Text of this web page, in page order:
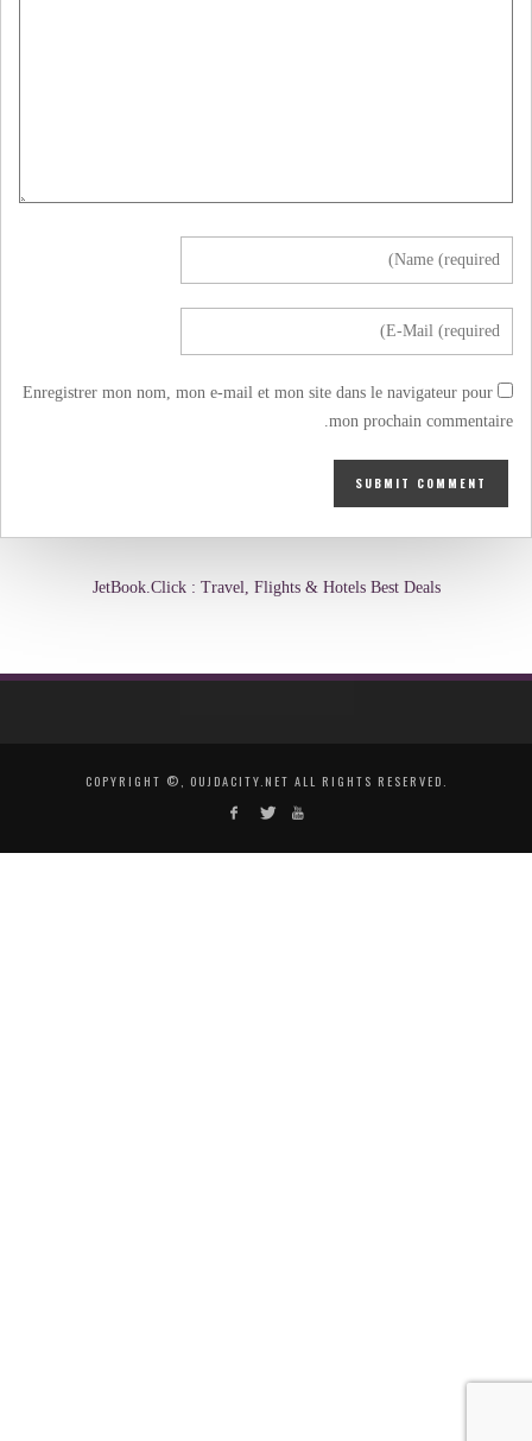
Enregistrer mon nom, mon e-mail et mon site dans le navigateur pour
mon prochain commentaire.
JetBook.Click : Travel, Flights & Hotels Best Deals
COPYRIGHT ©, OUJDACITY.NET ALL RIGHTS RESERVED.